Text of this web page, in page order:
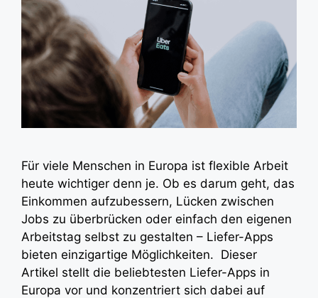
Für viele Menschen in Europa ist flexible Arbeit
heute wichtiger denn je. Ob es darum geht, das
Einkommen aufzubessern, Lücken zwischen
Jobs zu überbrücken oder einfach den eigenen
Arbeitstag selbst zu gestalten – Liefer-Apps
bieten einzigartige Möglichkeiten. Dieser
Artikel stellt die beliebtesten Liefer-Apps in
Europa vor und konzentriert sich dabei auf